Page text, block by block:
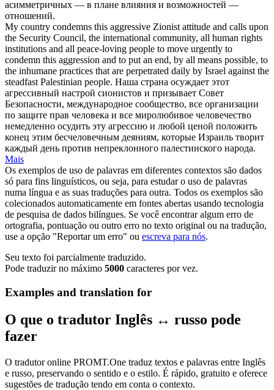
асимметричных — в плане влияния и возможностей —
отношений.
My country condemns this aggressive Zionist attitude and calls upon
the Security Council, the international community, all human rights
institutions and all peace-loving people to move urgently to
condemn this aggression and to put an end, by all means possible, to
the inhumane practices that are perpetrated daily by Israel against the
steadfast Palestinian people. Наша страна осуждает этот
агрессивный настрой сионистов и призывает Совет
Безопасности, международное сообщество, все организации
по защите прав человека и все миролюбивое человечество
немедленно осудить эту агрессию и любой ценой положить
конец этим бесчеловечным деяниям, которые Израиль творит
каждый день против непреклонного палестинского народа.
Mais
Os exemplos de uso de palavras em diferentes contextos são dados
só para fins linguísticos, ou seja, para estudar o uso de palavras
numa língua e as suas traduções para outra. Todos os exemplos são
colecionados automaticamente em fontes abertas usando tecnologia
de pesquisa de dados bilíngues. Se você encontrar algum erro de
ortografia, pontuação ou outro erro no texto original ou na tradução,
use a opção "Reportar um erro" ou escreva para nós.
Seu texto foi parcialmente traduzido.
Pode traduzir no máximo 5000 caracteres por vez.
Examples and translation for
O que o tradutor Inglês ↔ russo pode
fazer
O tradutor online PROMT.One traduz textos e palavras entre Inglês
e russo, preservando o sentido e o estilo. É rápido, gratuito e oferece
sugestões de tradução tendo em conta o contexto.